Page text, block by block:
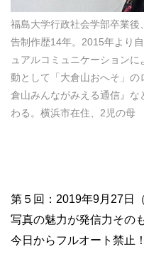
福島大学行政社会学部卒業
告制作歴14年。2015年より
ュアルコミュニケーション
動として「大倉山おへそ」の
倉山みんながみえる通信』
わる。横浜市在住、2児の母
第５回：2019年9月27日
写真の魅力が発信力その
今日からフルオート禁止